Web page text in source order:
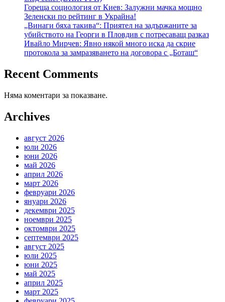
Гореща социология от Киев: Залужни мачка мощно
Зеленски по рейтинг в Украйна!
„Винаги бяха такива“: Приятел на задържаните за
убийството на Георги в Пловдив с потресаващ разказ
Ивайло Мирчев: Явно някой много иска да скрие
протокола за замразяването на договора с „Боташ“
Recent Comments
Няма коментари за показване.
Archives
август 2026
юли 2026
юни 2026
май 2026
април 2026
март 2026
февруари 2026
януари 2026
декември 2025
ноември 2025
октомври 2025
септември 2025
август 2025
юли 2025
юни 2025
май 2025
април 2025
март 2025